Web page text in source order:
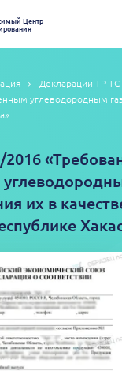
Центр
Декларации ТР ТС
углеводородным
их в